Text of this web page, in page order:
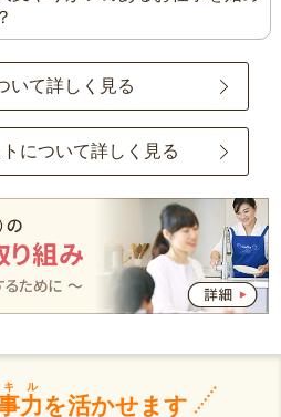
いて詳しく見る
について詳しく見る
力
ル
を活かせます